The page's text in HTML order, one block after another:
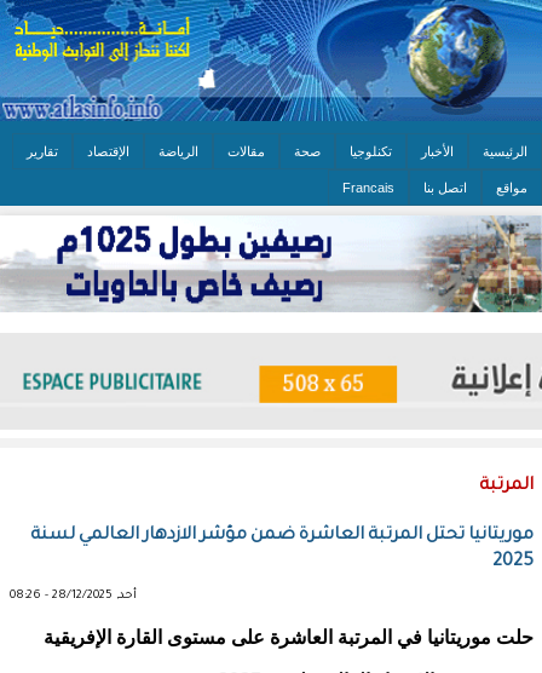
الرئيسية الأخبار تكنلوجيا صحة مقالات الرياضة الإقتصاد تقارير
مواقع اتصل بنا Francais
المرتبة
موريتانيا تحتل المرتبة العاشرة ضمن مؤشر الازدهار العالمي لسنة
2025
أحد, 28/12/2025 - 08:26
حلت موريتانيا في المرتبة العاشرة على مستوى القارة الإفريقية